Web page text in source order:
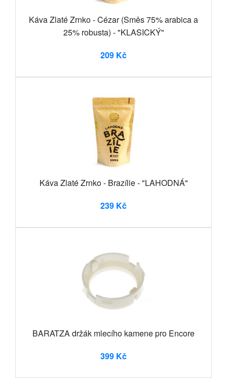
Káva Zlaté Zrnko - Cézar (Směs 75% arabica a
25% robusta) - "KLASICKÝ"
209 Kč
Káva Zlaté Zrnko - Brazílie - "LAHODNÁ"
239 Kč
BARATZA držák mlecího kamene pro Encore
399 Kč